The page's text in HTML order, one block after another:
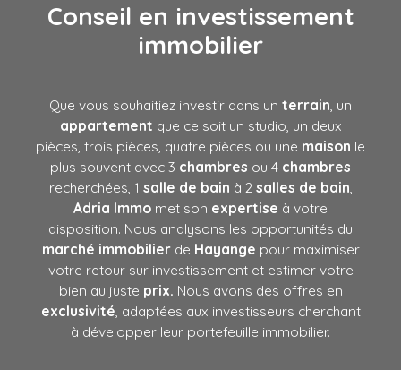
Conseil en investissement
immobilier
Que vous souhaitiez investir dans un terrain, un
appartement que ce soit un studio, un deux
pièces, trois pièces, quatre pièces ou une maison le
plus souvent avec 3 chambres ou 4 chambres
recherchées, 1 salle de bain à 2 salles de bain,
Adria Immo met son expertise à votre
disposition. Nous analysons les opportunités du
marché immobilierde Hayange pour maximiser
votre retour sur investissement et estimer votre
bien au juste prix. Nous avons des offres en
exclusivité, adaptées aux investisseurs cherchant
à développer leur portefeuille immobilier.